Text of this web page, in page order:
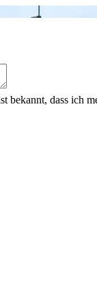
bekannt, dass ich